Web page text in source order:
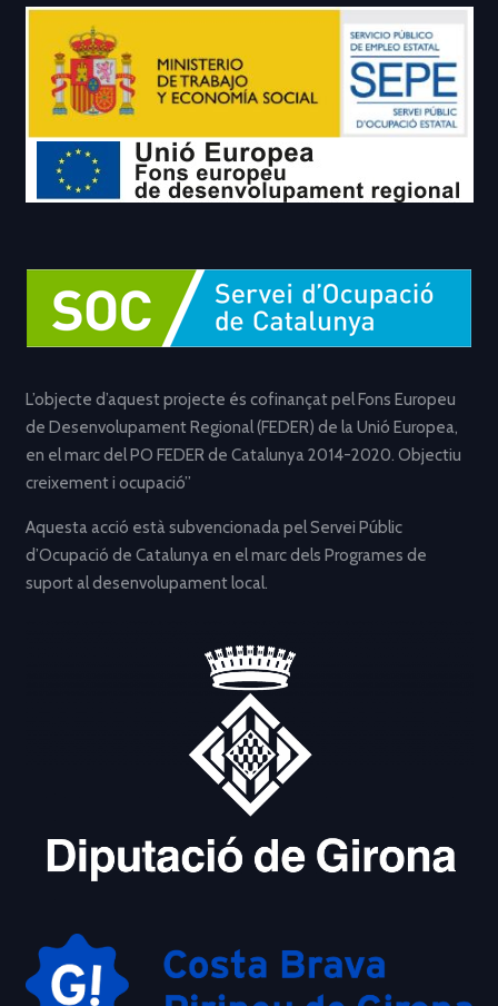
L’objecte d’aquest projecte és cofinançat pel Fons Europeu
de Desenvolupament Regional (FEDER) de la Unió Europea,
en el marc del PO FEDER de Catalunya 2014-2020. Objectiu
creixement i ocupació”
Aquesta acció està subvencionada pel Servei Públic
d’Ocupació de Catalunya en el marc dels Programes de
suport al desenvolupament local.